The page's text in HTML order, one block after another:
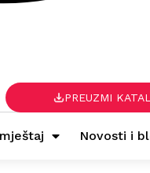
PREUZMI
Novosti i